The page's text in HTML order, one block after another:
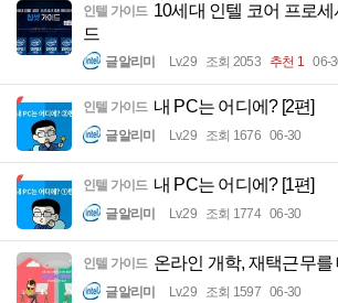
인텔 가이드 10세대 인텔 코어 프로세
드
글알리미 Lv.29 조회 2053 추천 1 06-
인텔 가이드 내 PC는 어디에? [2편]
글알리미 Lv.29 조회 1676 06-30
인텔 가이드 내 PC는 어디에? [1편]
글알리미 Lv.29 조회 1774 06-30
인텔 가이드 온라인 개학, 재택근무를
글알리미 Lv.29 조회 1597 06-30